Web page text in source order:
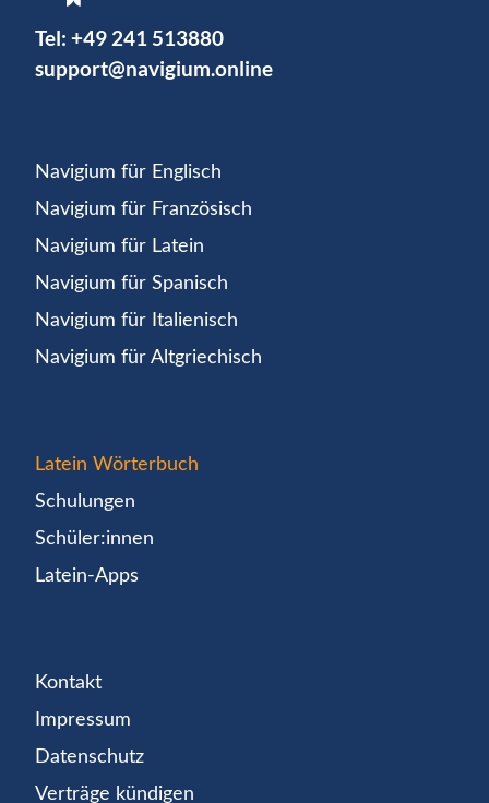
Tel: +49 241 513880
support@navigium.online
Navigium für Englisch
Navigium für Französisch
Navigium für Latein
Navigium für Spanisch
Navigium für Italienisch
Navigium für Altgriechisch
Latein Wörterbuch
Schulungen
Schüler:innen
Latein-Apps
Kontakt
Impressum
Datenschutz
Verträge kündigen